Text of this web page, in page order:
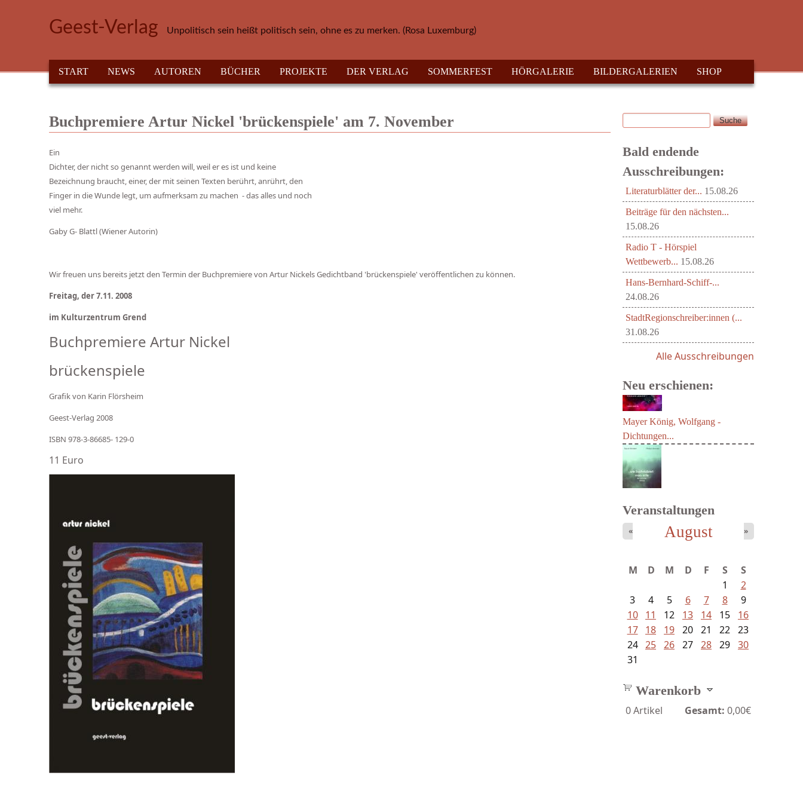
Geest-Verlag Unpolitisch sein heißt politisch sein, ohne es zu merken. (Rosa Luxemburg)
HAUPTMENÜ
START NEWS AUTOREN BÜCHER PROJEKTE DER VERLAG SOMMERFEST HÖRGALERIE BILDERGALERIEN SHOP
Buchpremiere Artur Nickel 'brückenspiele' am 7. November
Ein
Dichter, der nicht so genannt werden will, weil er es ist und keine
Bezeichnung braucht, einer, der mit seinen Texten berührt, anrührt, den
Finger in die Wunde legt, um aufmerksam zu machen - das alles und noch
viel mehr.
Gaby G- Blattl (Wiener Autorin)
Wir freuen uns bereits jetzt den Termin der Buchpremiere von Artur Nickels Gedichtband 'brückenspiele' veröffentlichen zu können.
Freitag, der 7.11. 2008
im Kulturzentrum Grend
Buchpremiere Artur Nickel
brückenspiele
Grafik von Karin Flörsheim
Geest-Verlag 2008
ISBN 978-3-86685- 129-0
11 Euro
Suchformular
Suche
Bald endende
Ausschreibungen:
Literaturblätter der... 15.08.26
Beiträge für den nächsten...
15.08.26
Radio T - Hörspiel
Wettbewerb... 15.08.26
Hans-Bernhard-Schiff-...
24.08.26
StadtRegionschreiber:innen (...
31.08.26
Alle Ausschreibungen
Neu erschienen:
Mayer König, Wolfgang -
Dichtungen...
Veranstaltungen
August
« »
M D M D F S
S
1
2
3
4 5 6 7 8
9
10
11 12 13 14 15
16
17
18 19 20 21 22 23
24 25 26 27 28 29 30
31
Warenkorb
0Artikel Gesamt: 0,00€